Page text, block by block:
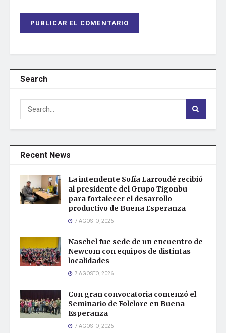
Search
Recent News
La intendente Sofía Larroudé recibió
al presidente del Grupo Tigonbu
para fortalecer el desarrollo
productivo de Buena Esperanza
7 AGOSTO, 2026
Naschel fue sede de un encuentro de
Newcom con equipos de distintas
localidades
7 AGOSTO, 2026
Con gran convocatoria comenzó el
Seminario de Folclore en Buena
Esperanza
7 AGOSTO, 2026